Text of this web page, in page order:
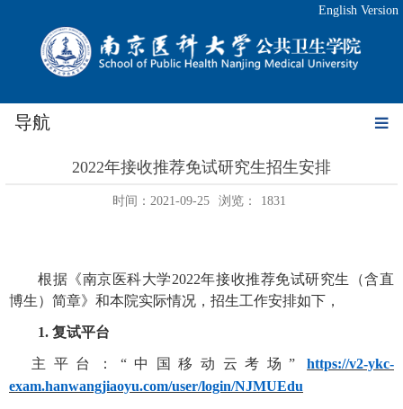
English Version
导航
2022年接收推荐免试研究生招生安排
时间：2021-09-25 浏览： 1831
根据 《南京医科大学2022年接收推荐免试研究生（含直
博生）简章》 和本院实际情况 ，招生工作安排如下，
1. 复试平台
主平台 ： “中国移动云考场”
https://v2-ykc-
exam.hanwangjiaoyu.com/user/login/NJMUEdu